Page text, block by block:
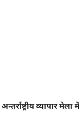
अन्तर्राष्ट्रीय व्यापार